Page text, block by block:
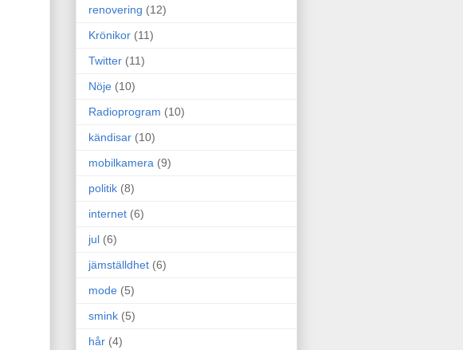
renovering (12)
Krönikor (11)
Twitter (11)
Nöje (10)
Radioprogram (10)
kändisar (10)
mobilkamera (9)
politik (8)
internet (6)
jul (6)
jämställdhet (6)
mode (5)
smink (5)
hår (4)